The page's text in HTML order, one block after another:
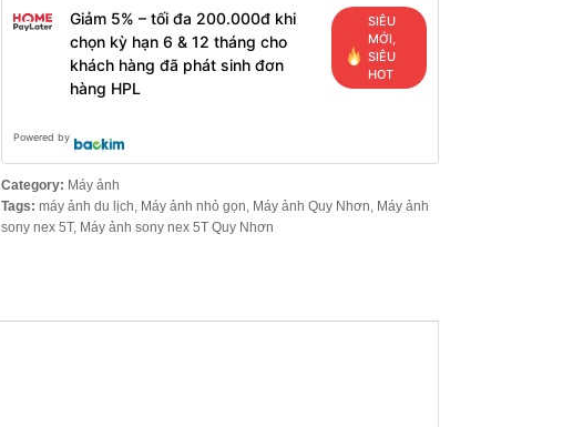
Giảm 5% – tối đa 200.000đ khi
chọn kỳ hạn 6 & 12 tháng cho
khách hàng đã phát sinh đơn
hàng HPL
SIÊU
MỚI,
SIÊU
HOT
Powered by
Category: Máy ảnh
Tags: máy ảnh du lịch Máy ảnh nhỏ gọn Máy ảnh Quy Nhơn Máy ảnh
sony nex 5T, Máy ảnh sony nex 5T Quy Nhơn